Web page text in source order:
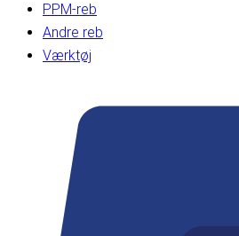
PPM-reb
Andre reb
Værktøj